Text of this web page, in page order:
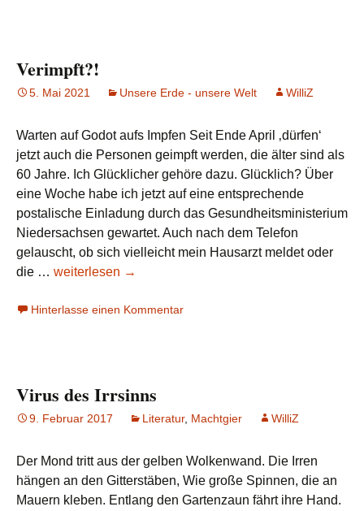
Verimpft?!
5. Mai 2021 Unsere Erde - unsere Welt WilliZ
Warten auf Godot aufs Impfen Seit Ende April ‚dürfen‘
jetzt auch die Personen geimpft werden, die älter sind als
60 Jahre. Ich Glücklicher gehöre dazu. Glücklich? Über
eine Woche habe ich jetzt auf eine entsprechende
postalische Einladung durch das Gesundheitsministerium
Niedersachsen gewartet. Auch nach dem Telefon
gelauscht, ob sich vielleicht mein Hausarzt meldet oder
die … Verimpft?!
weiterlesen →
Hinterlasse einen Kommentar
Virus des Irrsinns
9. Februar 2017 Literatur, Machtgier WilliZ
Der Mond tritt aus der gelben Wolkenwand. Die Irren
hängen an den Gitterstäben, Wie große Spinnen, die an
Mauern kleben. Entlang den Gartenzaun fährt ihre Hand.